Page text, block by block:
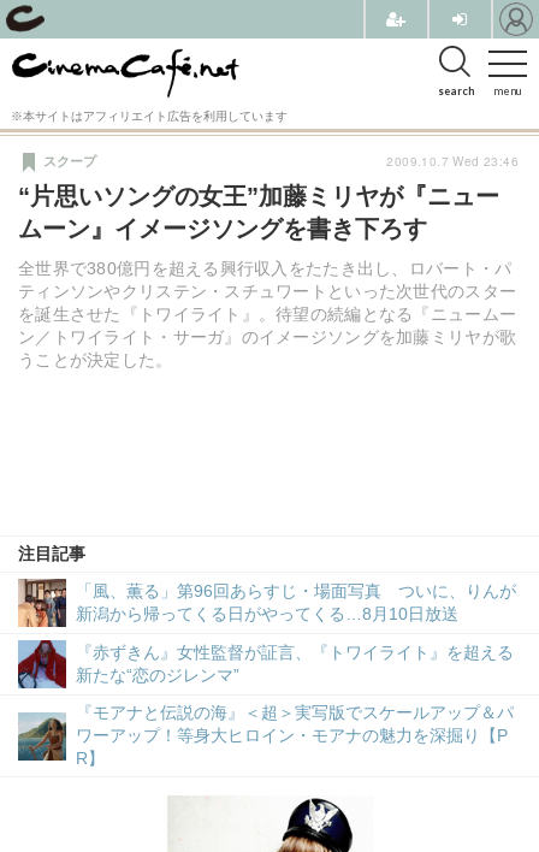
menu
search
※本サイトはアフィリエイト広告を利用しています
“片思いソングの女王”加藤ミリヤが『ニュー
ムーン』イメージソングを書き下ろす
全世界で380億円を超える興行収入をたたき出し、ロバート・パ
ティンソンやクリステン・スチュワートといった次世代のスター
を誕生させた『トワイライト』。待望の続編となる『ニュームー
ン／トワイライト・サーガ』のイメージソングを加藤ミリヤが歌
うことが決定した。
スクープ
注目記事
「風、薫る」第96回あらすじ・場面写真 ついに、りんが
新潟から帰ってくる日がやってくる…8月10日放送
『赤ずきん』女性監督が証言、『トワイライト』を超える
新たな“恋のジレンマ”
『モアナと伝説の海』＜超＞実写版でスケールアップ＆パ
ワーアップ！等身大ヒロイン・モアナの魅力を深掘り【P
R】
2009.10.7 Wed 23:46